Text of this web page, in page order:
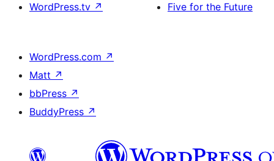
WordPress.tv ↗
Five for the Future
WordPress.com ↗
Matt ↗
bbPress ↗
BuddyPress ↗